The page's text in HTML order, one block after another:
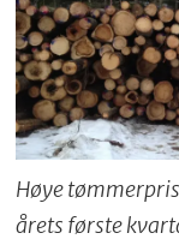
Høye
årets første